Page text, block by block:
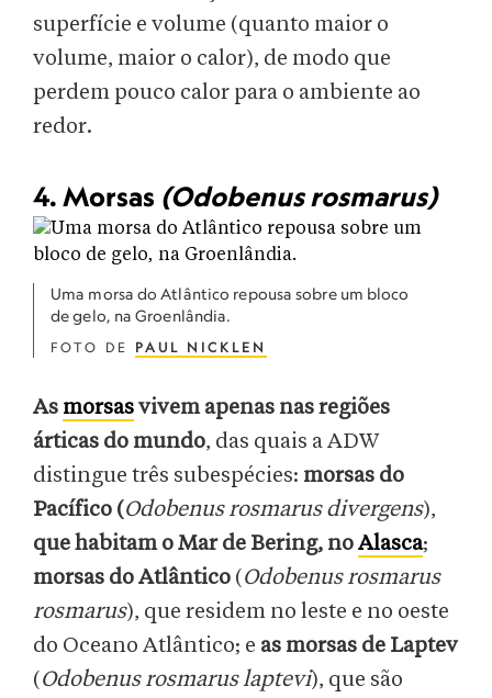
superfície e volume (quanto maior o
volume, maior o calor), de modo que
perdem pouco calor para o ambiente ao
redor.
4. Morsas (Odobenus rosmarus)
Uma morsa do Atlântico repousa sobre um bloco
de gelo, na Groenlândia.
FOTO DE PAUL NICKLEN
As morsasvivem apenas nas regiões
árticas do mundo, das quais a ADW
distingue três subespécies: morsas do
Pacífico (Odobenus rosmarus divergens),
que habitam o Mar de Bering, noAlasca;
morsas do Atlântico (Odobenus rosmarus
rosmarus), que residem no leste e no oeste
do Oceano Atlântico; e as morsas de Laptev
(Odobenus rosmarus laptevi), que são